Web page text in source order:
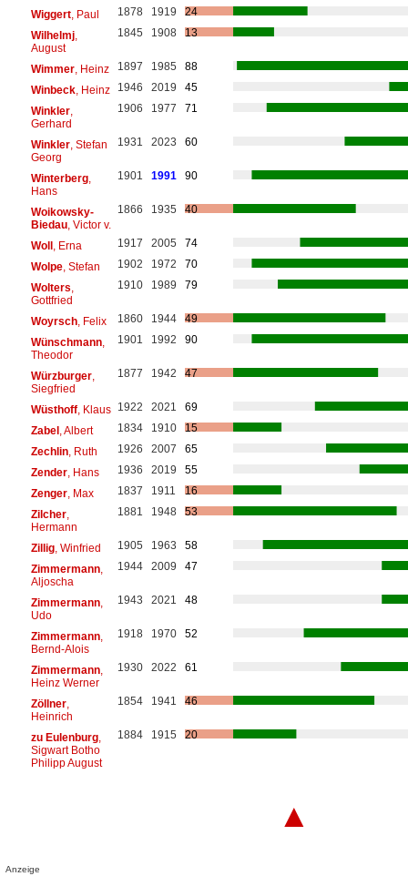
Wiggert, Paul 1878 1919
24
Wilhelmj,
August
1845 1908 13
Wimmer, Heinz 1897 1985
88
Winbeck, Heinz 1946 2019
45
Winkler,
Gerhard
1906 1977 71
Winkler, Stefan
Georg
1931 2023 60
Winterberg,
Hans
1901 1991 90
Woikowsky-
Biedau, Victor v.
1866 1935 40
Woll, Erna 1917 2005
74
Wolpe, Stefan 1902 1972
70
Wolters
Gottfried
1910 1989 79
Woyrsch, Felix 1860 1944
49
Wünschmann,
Theodor
1901 1992 90
Würzburger,
Siegfried
1877 1942 47
Wüsthoff, Klaus 1922 2021
69
Zabel, Albert 1834 1910
15
Zechlin, Ruth 1926 2007
65
Zender, Hans 1936 2019
55
Zenger, Max 1837 1911
16
Zilcher,
Hermann
1881 1948 53
Zillig, Winfried 1905 1963
58
Zimmermann,
Aljoscha
1944 2009 47
Zimmermann,
Udo
1943 2021 48
Zimmermann,
Bernd-Alois
1918 1970 52
Zimmermann,
Heinz Werner
1930 2022 61
Zöllner,
Heinrich
1854 1941 46
zu Eulenburg,
Sigwart Botho
Philipp August
1884 1915 20
▲
Anzeige